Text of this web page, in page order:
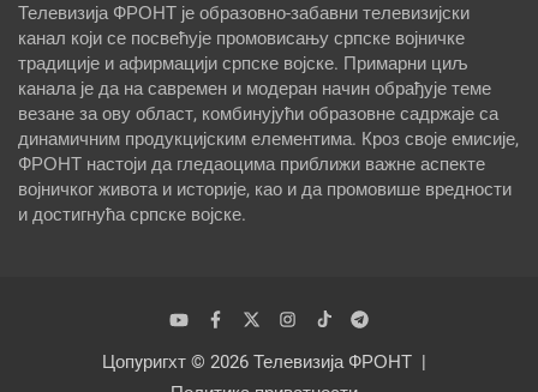
Телевизија ФРОНТ је образовно-забавни телевизијски
канал који се посвећује промовисању српске војничке
традиције и афирмацији српске војске. Примарни циљ
канала је да на савремен и модеран начин обрађује теме
везане за ову област, комбинујући образовне садржаје са
динамичним продукцијским елементима. Кроз своје емисије,
ФРОНТ настоји да гледаоцима приближи важне аспекте
војничког живота и историје, као и да промовише вредности
и достигнућа српске војске.
Цопyригхт © 2026 Телевизија ФРОНТ